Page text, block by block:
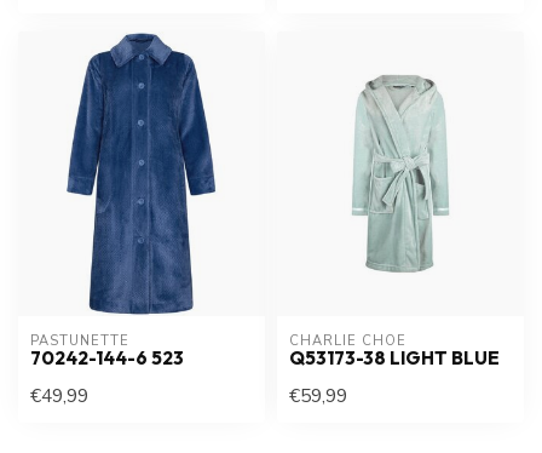
PASTUNETTE
70242-144-6 523
€49,99
CHARLIE CHOE
Q53173-38 LIGHT BLUE
€59,99